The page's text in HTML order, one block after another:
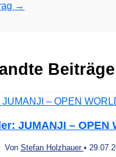
→
Beiträge
JUMANJI – OPEN
Von Stefan Holzhauer •